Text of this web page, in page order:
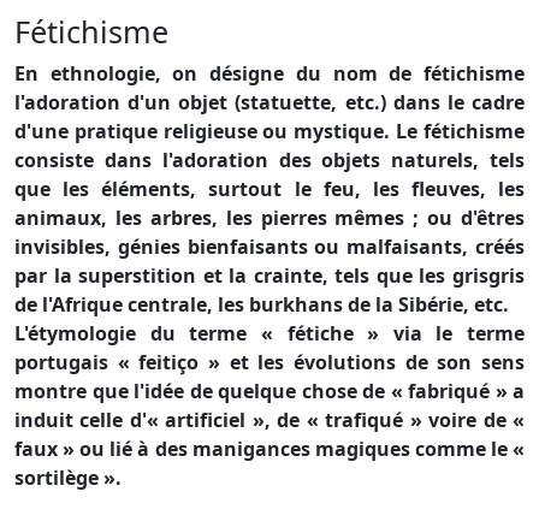
Fétichisme
En ethnologie, on désigne du nom de fétichisme
l'adoration d'un objet (statuette, etc.) dans le cadre
d'une pratique religieuse ou mystique. Le fétichisme
consiste dans l'adoration des objets naturels, tels
que les éléments, surtout le feu, les fleuves, les
animaux, les arbres, les pierres mêmes ; ou d'êtres
invisibles, génies bienfaisants ou malfaisants, créés
par la superstition et la crainte, tels que les grisgris
de l'Afrique centrale, les burkhans de la Sibérie, etc.
L'étymologie du terme « fétiche » via le terme
portugais « feitiço » et les évolutions de son sens
montre que l'idée de quelque chose de « fabriqué » a
induit celle d'« artificiel », de « trafiqué » voire de «
faux » ou lié à des manigances magiques comme le «
sortilège ».